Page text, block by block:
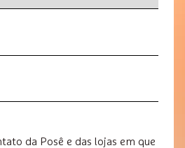
da Posê e das lojas em que